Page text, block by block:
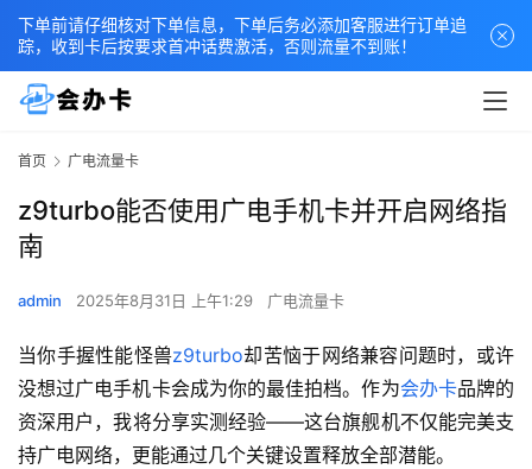
首页 广电流量卡
z9turbo能否使用广电手机卡并开启网络指
南
admin 2025年8月31日 上午1:29 广电流量卡
当你手握性能怪兽z9turbo却苦恼于网络兼容问题时，或许
没想过广电手机卡会成为你的最佳拍档。作为会办卡品牌的
资深用户，我将分享实测经验——这台旗舰机不仅能完美支
持广电网络，更能通过几个关键设置释放全部潜能。
下单前请仔细核对下单信息，下单后务必添加客服进行订单追
踪，收到卡后按要求首冲话费激活，否则流量不到账！